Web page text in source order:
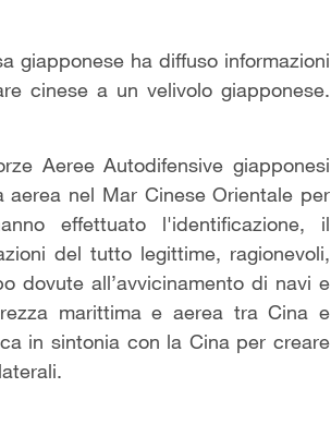
giapponese ha diffuso informazioni
cinese a un velivolo giapponese.
Aeree Autodifensive giapponesi
nel Mar Cinese Orientale per
effettuato l'identificazione, il
del tutto legittime, ragionevoli,
dovute all’avvicinamento di navi e
marittima e aerea tra Cina e
in sintonia con la Cina per creare